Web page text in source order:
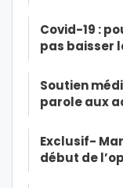
Covid-19 :
pas baisser
Soutien
parole aux
Exclusif-
début de